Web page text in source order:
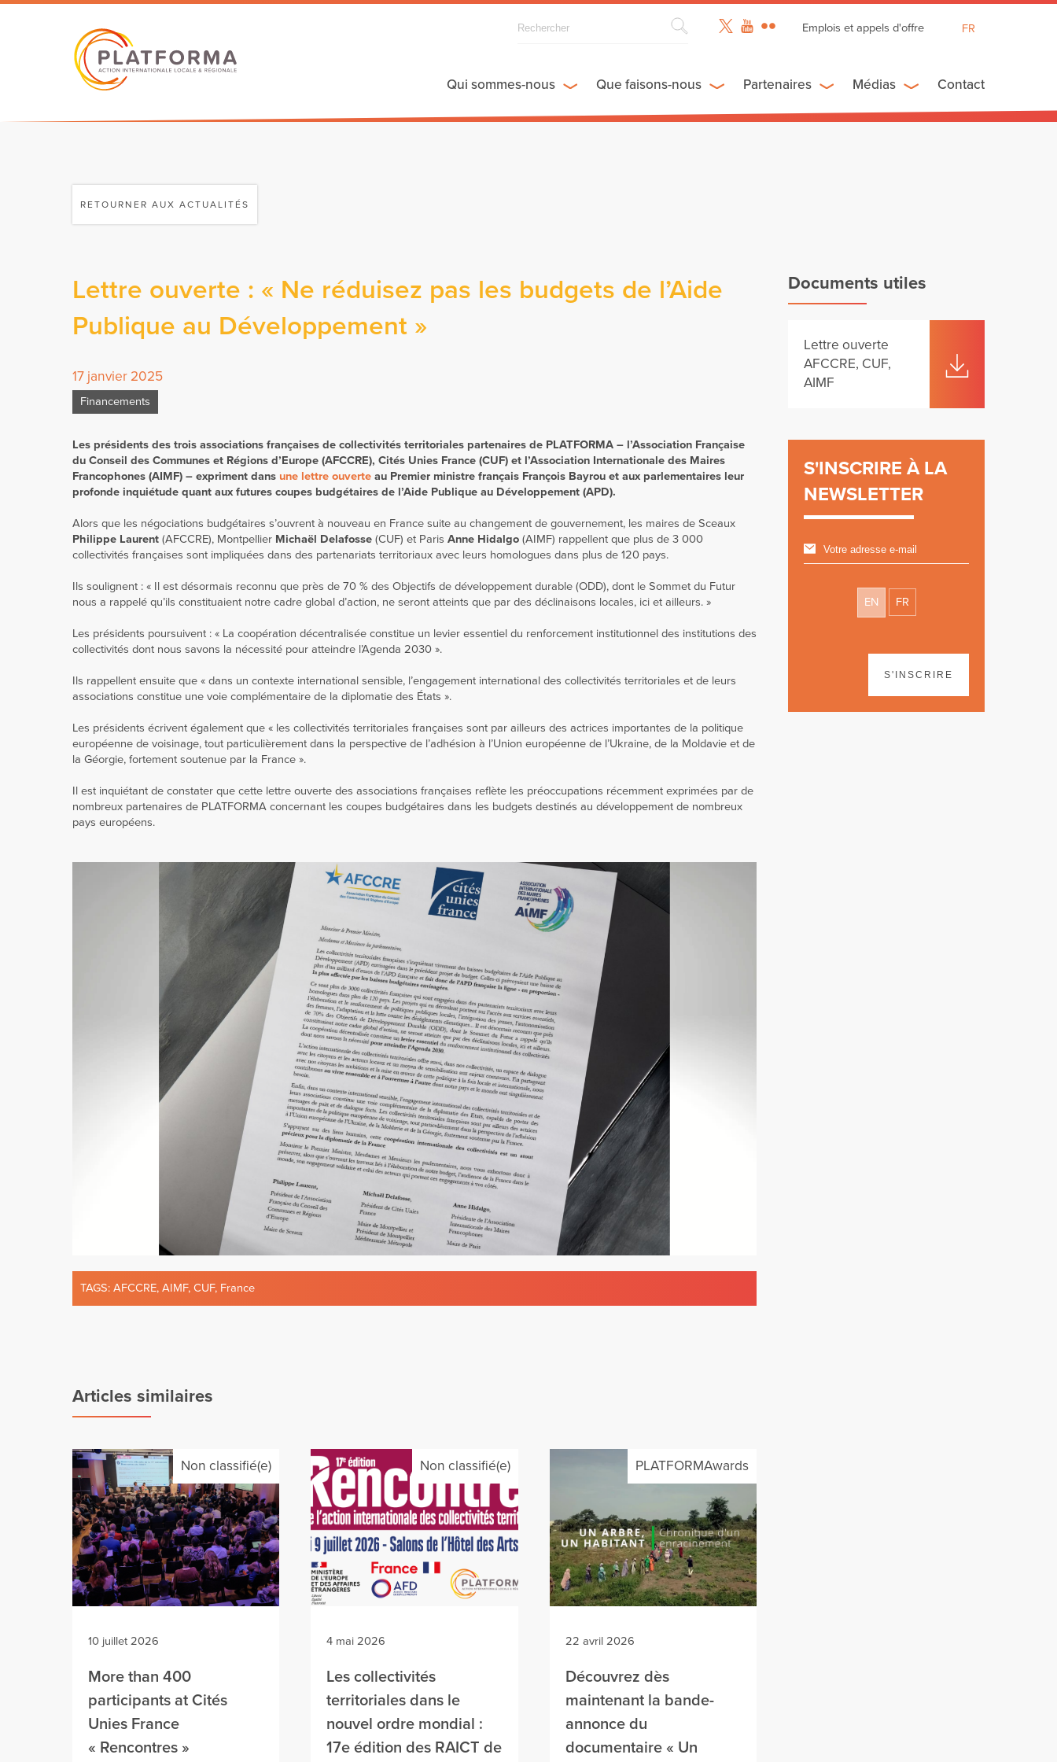
Emplois et appels d'offre
FR
ES
Qui sommes-nous Que faisons-nous Partenaires Médias Contact
RETOURNER AUX ACTUALITÉS
Lettre ouverte : « Ne réduisez pas les budgets de l’Aide
Publique au Développement »
17 janvier 2025
Financements
Les présidents des trois associations françaises de collectivités territoriales partenaires de PLATFORMA – l’Association Française
du Conseil des Communes et Régions d’Europe (AFCCRE), Cités Unies France (CUF) et l’Association Internationale des Maires
Francophones (AIMF) – expriment dans une lettre ouverte au Premier ministre français François Bayrou et aux parlementaires leur
profonde inquiétude quant aux futures coupes budgétaires de l’Aide Publique au Développement (APD).
Alors que les négociations budgétaires s’ouvrent à nouveau en France suite au changement de gouvernement, les maires de Sceaux
Philippe Laurent (AFCCRE), Montpellier Michaël Delafosse (CUF) et Paris Anne Hidalgo (AIMF) rappellent que plus de 3 000
collectivités françaises sont impliquées dans des partenariats territoriaux avec leurs homologues dans plus de 120 pays.
Ils soulignent : « Il est désormais reconnu que près de 70 % des Objectifs de développement durable (ODD), dont le Sommet du Futur
nous a rappelé qu’ils constituaient notre cadre global d’action, ne seront atteints que par des déclinaisons locales, ici et ailleurs. »
Les présidents poursuivent : « La coopération décentralisée constitue un levier essentiel du renforcement institutionnel des institutions des
collectivités dont nous savons la nécessité pour atteindre l’Agenda 2030 ».
Ils rappellent ensuite que « dans un contexte international sensible, l’engagement international des collectivités territoriales et de leurs
associations constitue une voie complémentaire de la diplomatie des États ».
Les présidents écrivent également que « les collectivités territoriales françaises sont par ailleurs des actrices importantes de la politique
européenne de voisinage, tout particulièrement dans la perspective de l’adhésion à l’Union européenne de l’Ukraine, de la Moldavie et de
la Géorgie, fortement soutenue par la France ».
Il est inquiétant de constater que cette lettre ouverte des associations françaises reflète les préoccupations récemment exprimées par de
nombreux partenaires de PLATFORMA concernant les coupes budgétaires dans les budgets destinés au développement de nombreux
pays européens.
TAGS: AFCCRE, AIMF, CUF, France
Articles similaires
Non classifié(e)
10 juillet 2026
More than 400
participants at Cités
Unies France
« Rencontres »
Non classifié(e)
4 mai 2026
Les collectivités
territoriales dans le
nouvel ordre mondial :
17e édition des RAICT de
PLATFORMAwards
22 avril 2026
Découvrez dès
maintenant la bande-
annonce du
documentaire « Un
Documents utiles
Lettre ouverte
AFCCRE, CUF,
AIMF
S'INSCRIRE À LA
NEWSLETTER
EN FR
S'INSCRIRE